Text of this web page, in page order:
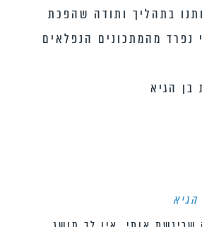
בתהליך ותודה שהפכת
נפרד מהמתכונים הנפלאים
בן הגיא